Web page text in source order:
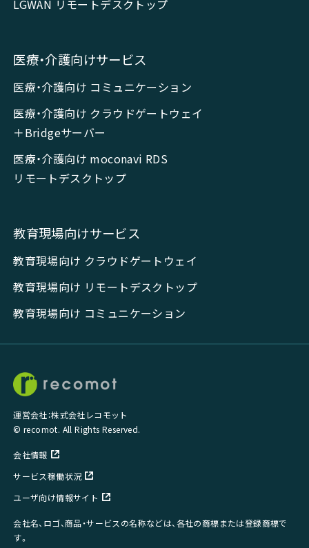
LGWAN リモートデスクトップ
医療・介護向けサービス
医療・介護向け コミュニケーション
医療・介護向け クラウドゲートウェイ
＋Bridgeサーバー
医療・介護向け moconavi RDS
リモートデスクトップ
教育現場向けサービス
教育現場向け クラウドゲートウェイ
教育現場向け リモートデスクトップ
教育現場向け コミュニケーション
運営会社：株式会社レコモット
© recomot. All Rights Reserved.
会社情報
サービス稼働状況
ユーザ向け情報サイト
会社名、ロゴ、商品・サービスの名称などは、各社の商標または登録商標で
す。